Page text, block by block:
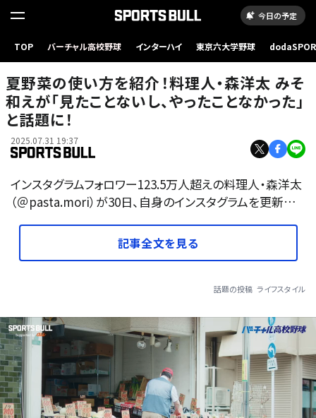
今日の予定
TOP バーチャル高校野球 インターハイ 東京六大学野球
夏野菜の使い方を紹介！料理人・森洋太 みそ
和えが「見たことないし、やったことなかった」
と話題に！
2025.07.31 19:37
インスタグラムフォロワー123.5万人超えの料理人・森洋太
（＠pasta.mori）が30日、自身のインスタグラムを更新…
記事全文を見る
話題の投稿 ライフスタイル